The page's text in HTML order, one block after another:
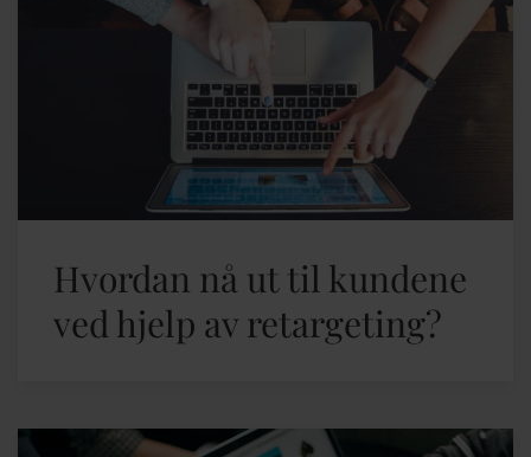
Hvordan nå ut til kundene
ved hjelp av retargeting?